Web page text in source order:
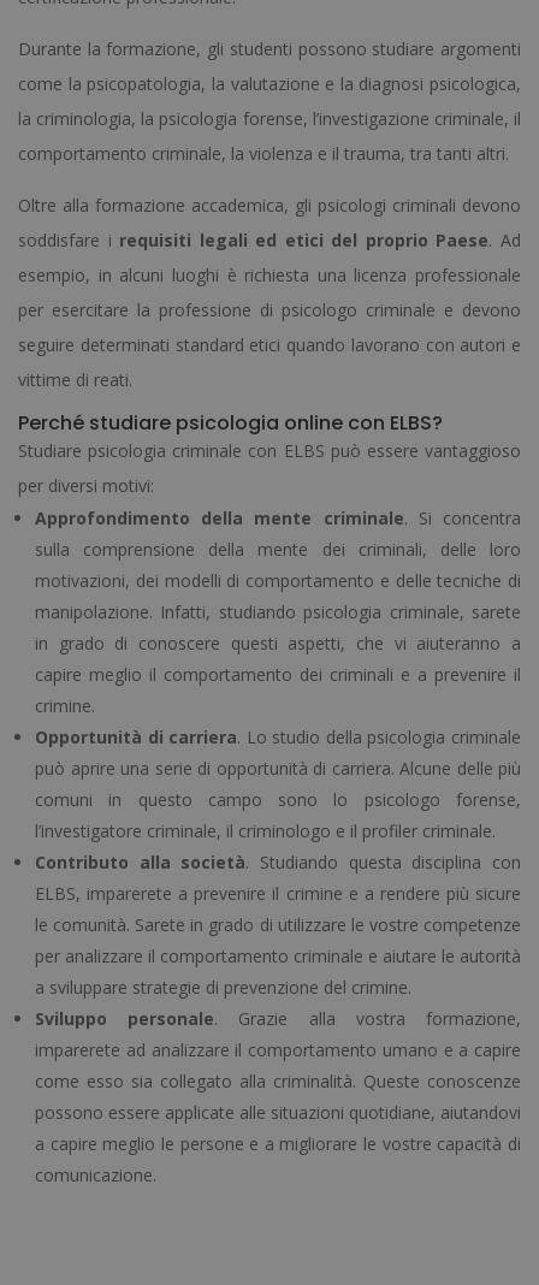
Durante la formazione, gli studenti possono studiare argomenti
come la psicopatologia, la valutazione e la diagnosi psicologica,
la criminologia, la psicologia forense, l’investigazione criminale, il
comportamento criminale, la violenza e il trauma, tra tanti altri.
Oltre alla formazione accademica, gli psicologi criminali devono
soddisfare i requisiti legali ed etici del proprio Paese. Ad
esempio, in alcuni luoghi è richiesta una licenza professionale
per esercitare la professione di psicologo criminale e devono
seguire determinati standard etici quando lavorano con autori e
vittime di reati.
Perché studiare psicologia online con ELBS?
Studiare psicologia criminale con ELBS può essere vantaggioso
per diversi motivi:
Approfondimento della mente criminale. Si concentra
sulla comprensione della mente dei criminali, delle loro
motivazioni, dei modelli di comportamento e delle tecniche di
manipolazione. Infatti, studiando psicologia criminale, sarete
in grado di conoscere questi aspetti, che vi aiuteranno a
capire meglio il comportamento dei criminali e a prevenire il
crimine.
Opportunità di carriera. Lo studio della psicologia criminale
può aprire una serie di opportunità di carriera. Alcune delle più
comuni in questo campo sono lo psicologo forense,
l’investigatore criminale, il criminologo e il profiler criminale.
Contributo alla società. Studiando questa disciplina con
ELBS, imparerete a prevenire il crimine e a rendere più sicure
le comunità. Sarete in grado di utilizzare le vostre competenze
per analizzare il comportamento criminale e aiutare le autorità
a sviluppare strategie di prevenzione del crimine.
Sviluppo personale. Grazie alla vostra formazione,
imparerete ad analizzare il comportamento umano e a capire
come esso sia collegato alla criminalità. Queste conoscenze
possono essere applicate alle situazioni quotidiane, aiutandovi
a capire meglio le persone e a migliorare le vostre capacità di
comunicazione.